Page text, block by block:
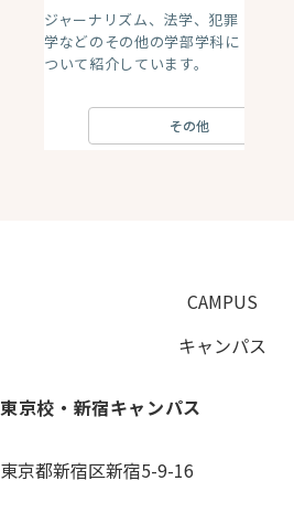
ジャーナリズム、法学、犯罪
学などのその他の学部学科に
ついて紹介しています。
その他
CAMPUS
キャンパス
東京校・新宿キャンパス
東京都新宿区新宿5-9-16